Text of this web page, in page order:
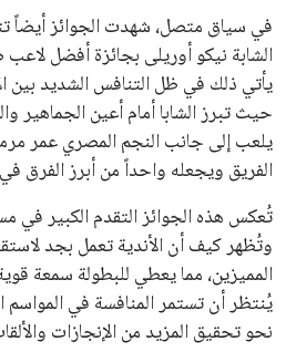
في سياق متصل، شهدت الجوائز أيضاً
الشابة نيكو أوريلى بجائزة أفضل
يأتي ذلك في ظل التنافس الشديد بين
حيث تبرز الشابا أمام أعين الجماهير
يلعب إلى جانب النجم المصري عمر
الفريق ويجعله واحداً من أبرز الفرق
تُعكس هذه الجوائز التقدم الكبير في
وتُظهر كيف أن الأندية تعمل بجد
المميزين، مما يعطي للبطولة سمعة
يُنتظر أن تستمر المنافسة في
نحو تحقيق المزيد من الإنجازات